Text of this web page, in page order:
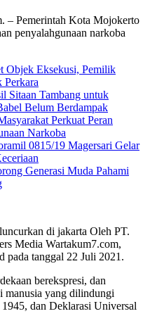
– Pemerintah Kota Mojokerto
penyalahgunaan narkoba
Objek Eksekusi, Pemilik
Perkara
Sitaan Tambang untuk
Belum Berdampak
Perkuat Peran
Narkoba
0815/19 Magersari Gelar
Generasi Muda Pahami
di jakarta Oleh PT.
Media Wartakum7.com,
pada tanggal 22 Juli 2021.
berekspresi, dan
manusia yang dilindungi
dan Deklarasi Universal